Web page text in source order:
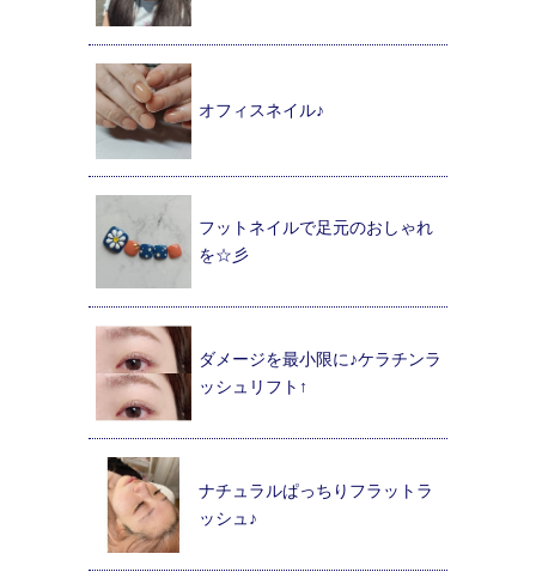
オフィスネイル♪
フットネイルで足元のおしゃれ
を☆彡
ダメージを最小限に♪ケラチンラ
ッシュリフト↑
ナチュラルぱっちりフラットラ
ッシュ♪